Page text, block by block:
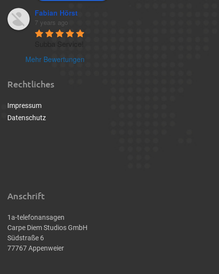
Fabian Hörst
7 years ago
Mehr Bewertungen
Rechtliches
Impressum
Datenschutz
Anschrift
1a-telefonansagen
Carpe Diem Studios GmbH
Südstraße 6
77767 Appenweier